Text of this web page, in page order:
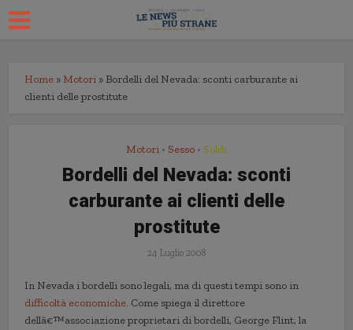
Home » Motori » Bordelli del Nevada: sconti carburante ai
clienti delle prostitute
Motori • Sesso • Soldi
Bordelli del Nevada: sconti
carburante ai clienti delle
prostitute
24 Luglio 2008
In Nevada i bordelli sono legali, ma di questi tempi sono in
difficoltà economiche. Come spiega il direttore
dellâ€™associazione proprietari di bordelli, George Flint, la